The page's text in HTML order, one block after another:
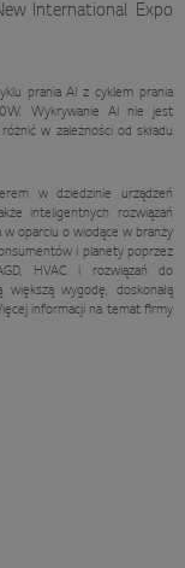
International Expo
prania AI z cyklem prania
Wykrywanie AI nie jest
w zależności od składu
w dziedzinie urządzeń
inteligentnych rozwiązań
oparciu o wiodące w branży
i planety poprzez
HVAC i rozwiązań do
wygodę, doskonałą
informacji na temat firmy